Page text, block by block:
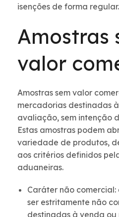
isenções de forma regular.
Amostras
valor
Amostras sem valor
mercadorias destinadas
avaliação, sem intenção
Estas amostras podem
variedade de produtos,
aos critérios definidos
aduaneiras.
Caráter não comercial:
ser estritamente não
destinadas à venda ou